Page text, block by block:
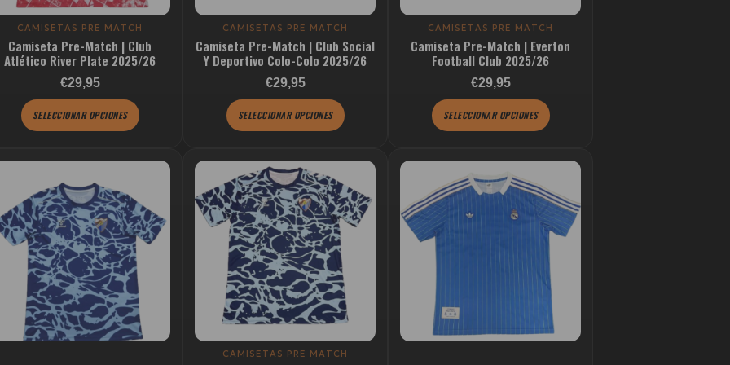
CAMISETAS PRE MATCH
Camiseta Pre-Match | Club
Atlético River Plate 2025/26
€29,95
SELECCIONAR OPCIONES
elegir
en
la
página
de
producto
CAMISETAS PRE MATCH
Camiseta Pre-Match | Club Social
Y Deportivo Colo-Colo 2025/26
€29,95
SELECCIONAR OPCIONES
elegir
en
la
página
de
producto
CAMISETAS PRE MATCH
Camiseta Pre-Match | Everton
Football Club 2025/26
€29,95
SELECCIONAR OPCIONES
elegir
en
la
página
de
producto
Este
producto
tiene
múltiples
variantes.
Las
opciones
se
pueden
CAMISETAS PRE MATCH
Este
producto
tiene
múltiples
variantes.
Las
opciones
se
pueden
elegir
Este
producto
tiene
múltiples
variantes.
Las
opciones